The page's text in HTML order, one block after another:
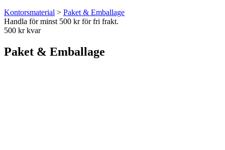
Kontorsmaterial > Paket & Emballage
Handla för minst 500 kr för fri frakt.
500 kr kvar
Paket & Emballage